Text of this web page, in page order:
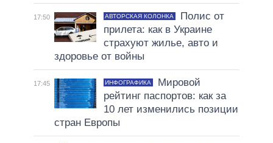
17:50 АВТОРСКАЯ КОЛОНКА
Полис от
прилета: как в Украине
страхуют жилье, авто и
здоровье от войны
17:45 ИНФОГРАФИКА
Мировой
рейтинг паспортов: как за
10 лет изменились позиции
стран Европы